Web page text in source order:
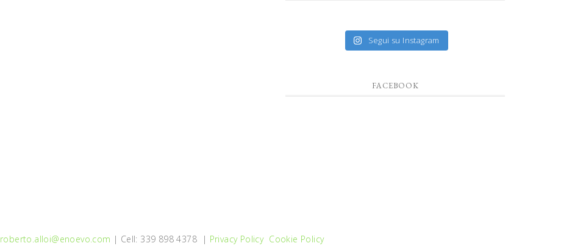
Segui su Instagram
FACEBOOK
roberto.alloi@enoevo.com | Cell: 339 898 4378 | Privacy Policy Cookie Policy